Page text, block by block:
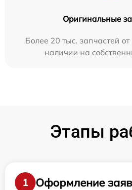
Оригинальные
Более 20 тыс. запчастей
наличии на
Этапы
1
Оформление